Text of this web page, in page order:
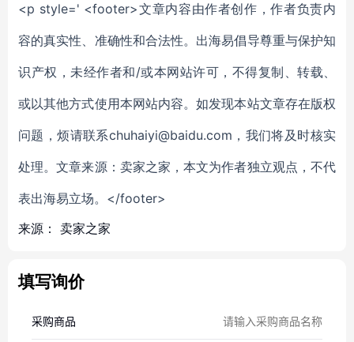
<p style=' <footer>文章内容由作者创作，作者负责内
容的真实性、准确性和合法性。出海易倡导尊重与保护知
识产权，未经作者和/或本网站许可，不得复制、转载、
或以其他方式使用本网站内容。如发现本站文章存在版权
问题，烦请联系chuhaiyi@baidu.com，我们将及时核实
处理。文章来源：卖家之家，本文为作者独立观点，不代
表出海易立场。</footer>
来源： 卖家之家
填写询价